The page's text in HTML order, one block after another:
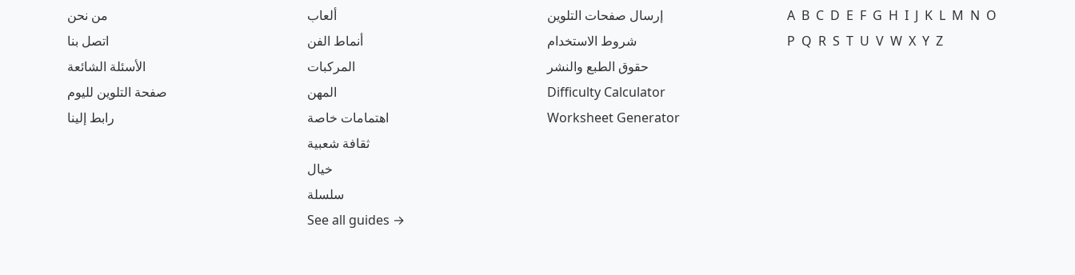
من نحن
اتصل بنا
الأسئلة الشائعة
صفحة التلوين لليوم
رابط إلينا
ألعاب
أنماط الفن
المركبات
المهن
اهتمامات خاصة
ثقافة شعبية
خيال
سلسلة
See all guides →
إرسال صفحات التلوين
شروط الاستخدام
حقوق الطبع والنشر
Difficulty Calculator
Worksheet Generator
A B C D E F G H I J K L M N O
P Q R S T U V W X Y Z